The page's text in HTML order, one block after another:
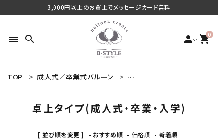
3,000円以上のお買上でメッセージカード無料
menu search person 0
shopping_cart
TOP 成人式／卒業式バルーン 卓上タイプ(成人式・卒業・入
卓上タイプ(成人式・卒業・入学)
[ 並び順を変更 ] - おすすめ順 - 価格順 - 新着順